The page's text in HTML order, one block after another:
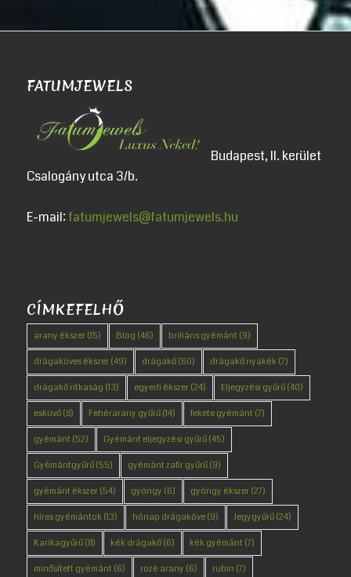
FATUMJEWELS
Budapest, II. kerület
Csalogány utca 3/b.
E-mail: fatumjewels@fatumjewels.hu
CÍMKEFELHŐ
arany ékszer(15) Blog (46) briliáns gyémánt (9)
drágaköves ékszer(49) drágakő(60) drágakő nyakék(7)
drágakő ritkaság (13) egyedi ékszer(24) Eljegyzési gyűrű(40)
esküvő(8) Fehérarany gyűrű(14) fekete gyémánt (7)
gyémánt (52) Gyémánt eljegyzési gyűrű(45)
Gyémántgyűrű(55) gyémánt zafír gyűrű(9)
gyémánt ékszer(54) gyöngy (6) gyöngy ékszer(27)
híres gyémántok(13) hónap drágaköve(9) Jegygyűrű(24)
Karikagyűrű(8) kék drágakő(6) kék gyémánt (7)
minősített gyémánt (6) rozé arany (6) rubin (7)